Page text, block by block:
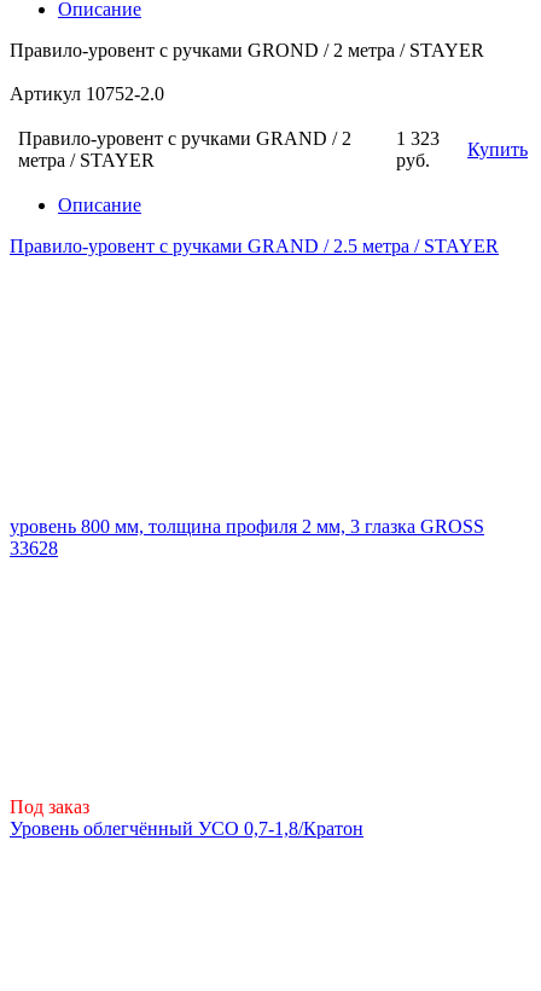
Описание
Правило-уровент с ручками GROND / 2 метра / STAYER
Артикул 10752-2.0
Правило-уровент с ручками GRAND / 2
метра / STAYER
1 323
руб.
Купить
Описание
Правило-уровент с ручками GRAND / 2.5 метра / STAYER
уровень 800 мм, толщина профиля 2 мм, 3 глазка GROSS
33628
Под заказ
Уровень облегчённый УСО 0,7-1,8/Кратон